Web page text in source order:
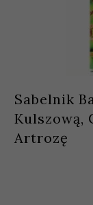
Sabelnik
Kulszową,
Artrozę